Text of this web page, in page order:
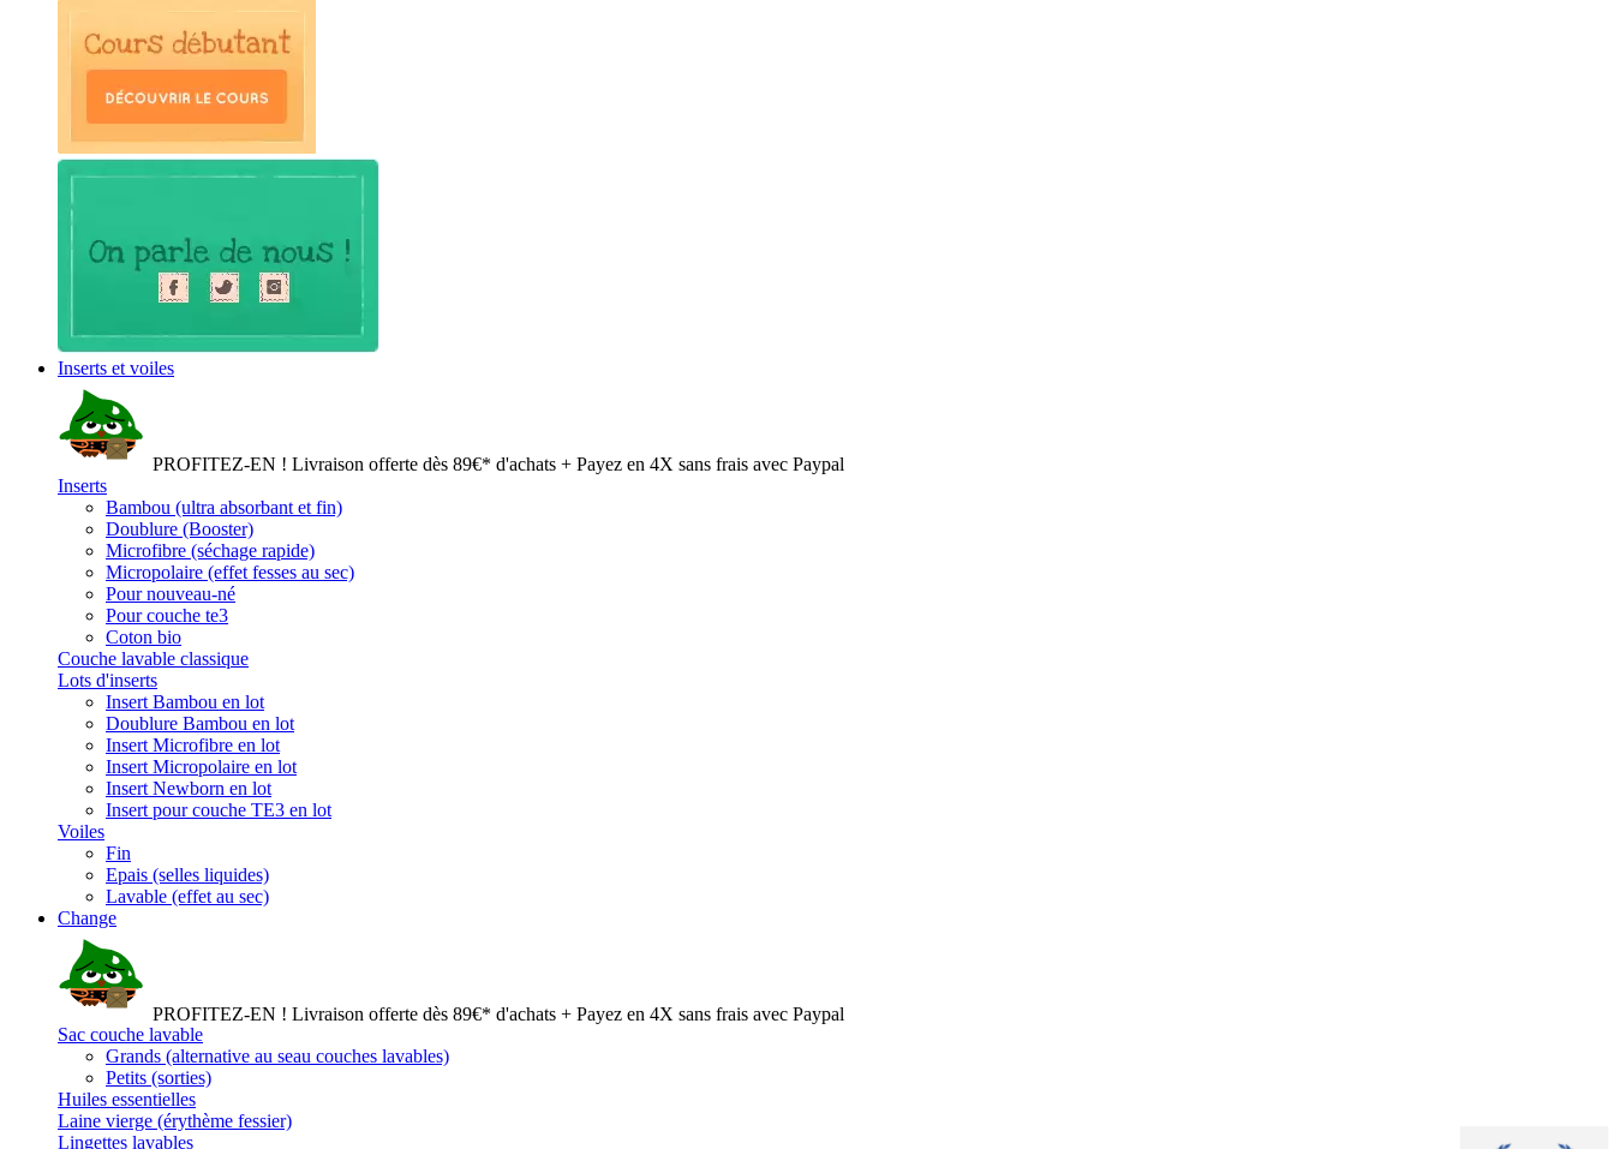
Inserts et voiles
PROFITEZ-EN ! Livraison offerte dès 89€* d'achats + Payez en 4X sans frais avec Paypal
Inserts
Bambou (ultra absorbant et fin)
Doublure (Booster)
Microfibre (séchage rapide)
Micropolaire (effet fesses au sec)
Pour nouveau-né
Pour couche te3
Coton bio
Couche lavable classique
Lots d'inserts
Insert Bambou en lot
Doublure Bambou en lot
Insert Microfibre en lot
Insert Micropolaire en lot
Insert Newborn en lot
Insert pour couche TE3 en lot
Voiles
Fin
Epais (selles liquides)
Lavable (effet au sec)
Change
PROFITEZ-EN ! Livraison offerte dès 89€* d'achats + Payez en 4X sans frais avec Paypal
Sac couche lavable
Grands (alternative au seau couches lavables)
Petits (sorties)
Huiles essentielles
Laine vierge (érythème fessier)
Lingettes lavables